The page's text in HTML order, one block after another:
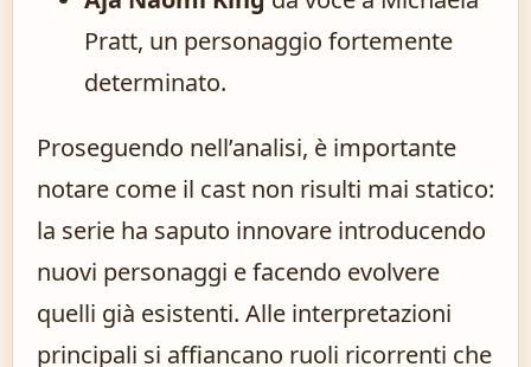
Pratt, un personaggio fortemente
determinato.
Proseguendo nell’analisi, è importante
notare come il cast non risulti mai statico:
la serie ha saputo innovare introducendo
nuovi personaggi e facendo evolvere
quelli già esistenti. Alle interpretazioni
principali si affiancano ruoli ricorrenti che